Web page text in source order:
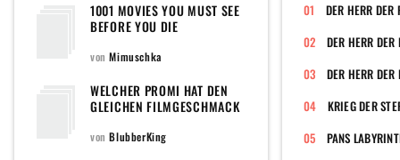
1001 MOVIES YOU MUST SEE
BEFORE YOU DIE
vonMimuschka
WELCHER PROMI HAT DEN
GLEICHEN FILMGESCHMACK
vonBlubberKing
DER HERR
DER HERR
KRIEG DER
PANS